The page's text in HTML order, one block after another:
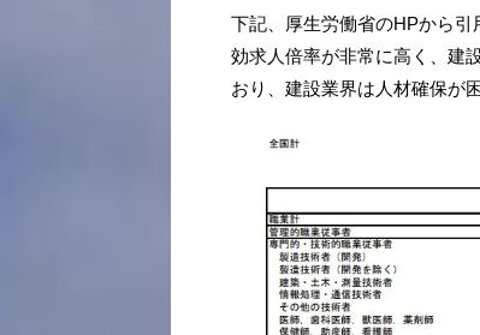
下記、厚生労働省のHPから
効求人倍率が非常に高く、建
おり、建設業界は人材確保が